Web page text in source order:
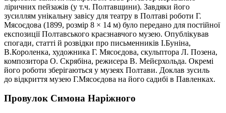
ліричних пейзажів (у т.ч. Полтавщини). Завдяки його
зусиллям унікальну завісу для театру в Полтаві роботи Г.
Мясоєдова (1899, розмір 8 × 14 м) було передано для постійної
експозиції Полтавського краєзнавчого музею. Опублікував
спогади, статті й розвідки про письменників І.Буніна,
В.Короленка, художника Г. Мясоєдова, скульптора Л. Позена,
композитора О. Скрябіна, режисера В. Мейєрхольда. Окремі
його роботи зберігаються у музеях Полтави. Доклав зусиль
до відкриття музею Г.Мясоєдова на його садибі в Павленках.
Провулок Симона Наріжного